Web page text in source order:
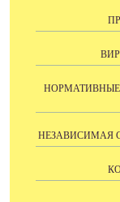
НЕЗАВИСИМАЯ